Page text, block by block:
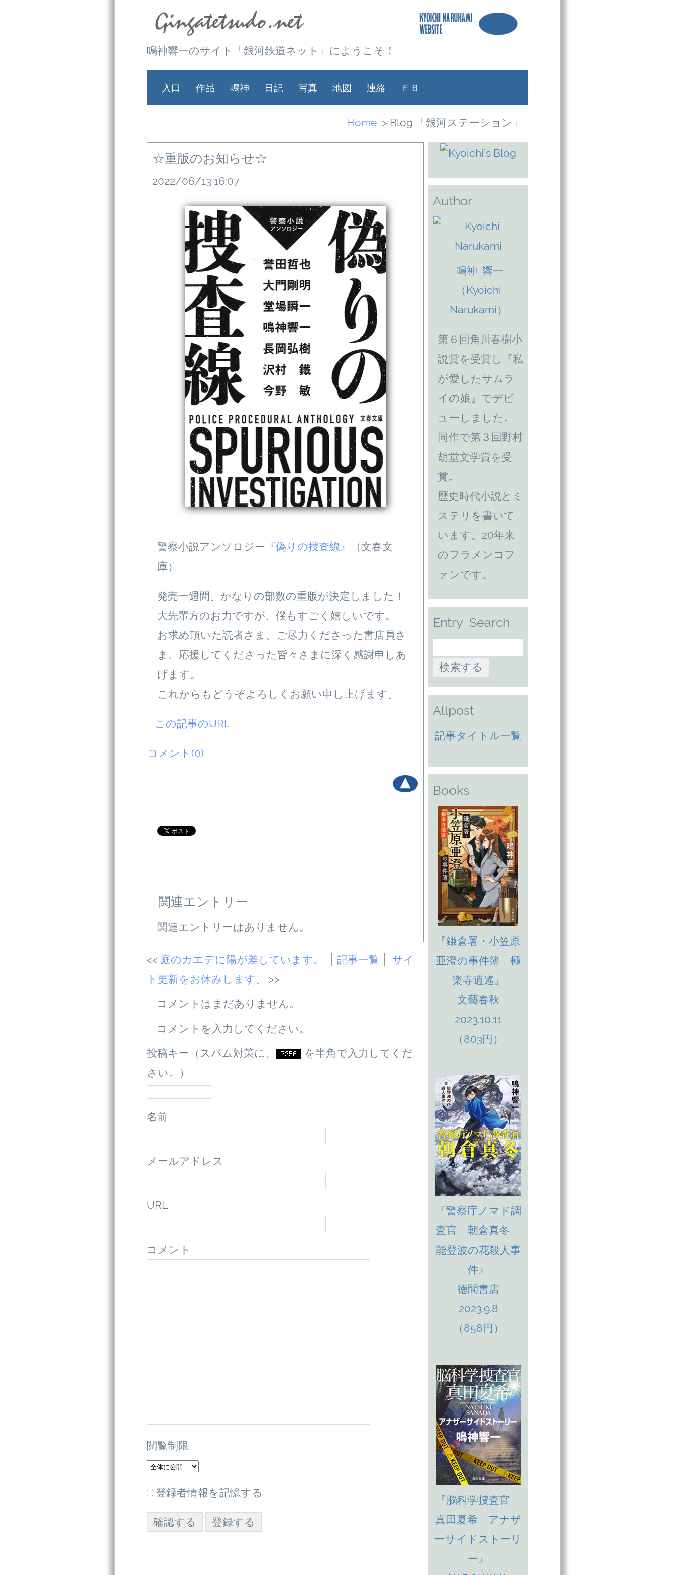
鳴神響一のサイト「銀河鉄道ネット」にようこそ！
入口 作品 鳴神 日記 写真 地図 連絡 ＦＢ
Home > Blog 「銀河ステーション」
☆重版のお知らせ☆
2022/06/13 16:07
警察小説アンソロジー 『偽りの捜査線』
（文春文
庫）
発売一週間。かなりの部数の重版が決定しました！
大先輩方のお力ですが、僕もすごく嬉しいです。
お求め頂いた読者さま、ご尽力くださった書店員さ
ま、応援してくださった皆々さまに深く感謝申しあ
げます。
これからもどうぞよろしくお願い申し上げます。
この記事のURL
コメント(0)
関連エントリー
関連エントリーはありません。
庭のカエデに陽が差しています。 記事一覧
サイ
ト更新をお休みします。
コメントはまだありません。
コメントを入力してください。
投稿キー（スパム対策に、
を半角で入力してくだ
さい。）
名前
メールアドレス
URL
コメント
閲覧制限
登録者情報を記憶する
Author
鳴神 響一
（Kyoichi
Narukami）
第６回角川春樹小
説賞を受賞し『私
が愛したサムラ
イの娘』でデビ
ューしました。
同作で第３回野村
胡堂文学賞を受
賞。
歴史時代小説とミ
ステリを書いて
います。20年来
のフラメンコフ
ァンです。
Entry Search
Allpost
記事タイトル一覧
Books
『鎌倉署・小笠原
亜澄の事件簿 極
楽寺逍遙』
文藝春秋
2023.10.11
（803円）
『警察庁ノマド調
査官 朝倉真冬
能登波の花殺人事
件』
徳間書店
2023.9.8
（858円）
『脳科学捜査官
真田夏希 アナザ
ーサイドストーリ
ー』